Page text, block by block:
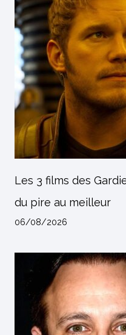
Les 3 films des
du pire au meilleur
06/08/2026